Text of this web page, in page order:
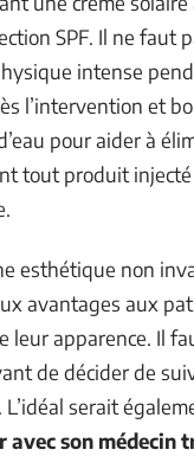
SPF. Il ne faut
intense
l’intervention et
pour aider à
tout produit
esthétique non
avantages aux
leur apparence. Il
de décider de
serait
avec son médecin